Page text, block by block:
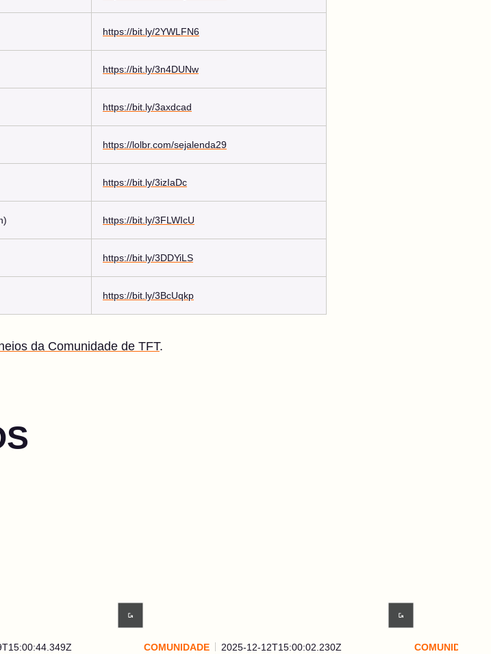
https://bit.ly/2YWLFN6
https://bit.ly/3n4DUNw
https://bit.ly/3axdcad
https://lolbr.com/sejalenda29
https://bit.ly/3izIaDc
https://bit.ly/3FLWIcU
https://bit.ly/3DDYiLS
https://bit.ly/3BcUqkp
da Comunidade de TFT.
COMUNIDADE 2025-12-12T15:00:02.230Z COMUNIDADE